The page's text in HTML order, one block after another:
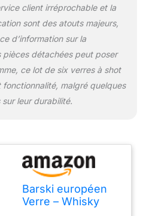
client irréprochable et la
sont des atouts majeurs,
d’information sur la
pièces détachées peut poser
ce lot de six verres à shot
fonctionnalité, malgré quelques
leur durabilité.
Barski européen
Verre – Whisky